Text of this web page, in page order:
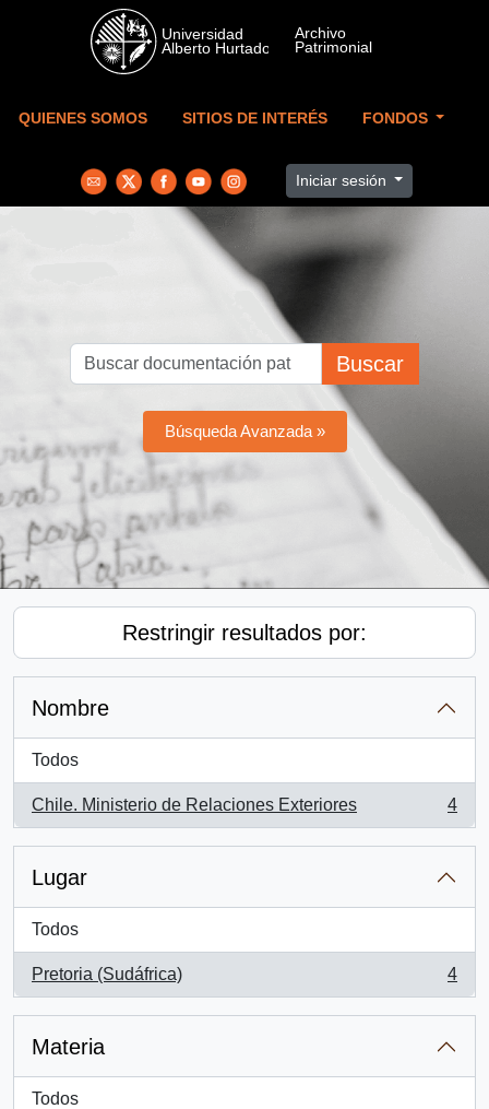
Skip to main content
QUIENES SOMOS SITIOS DE INTERÉS FONDOS
Iniciar sesión
Buscar
Búsqueda Avanzada »
Restringir resultados por:
Nombre
Todos
Chile. Ministerio de Relaciones Exteriores
, 4 resultados
4
Lugar
Todos
Pretoria (Sudáfrica)
, 4 resultados
4
Materia
Todos